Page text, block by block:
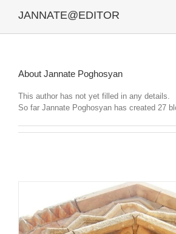
JANNATE@EDITOR
About Jannate Poghosyan
This author has not yet filled in any details.
So far Jannate Poghosyan has created 27